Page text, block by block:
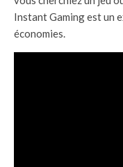
Instant Gaming est un
économies.